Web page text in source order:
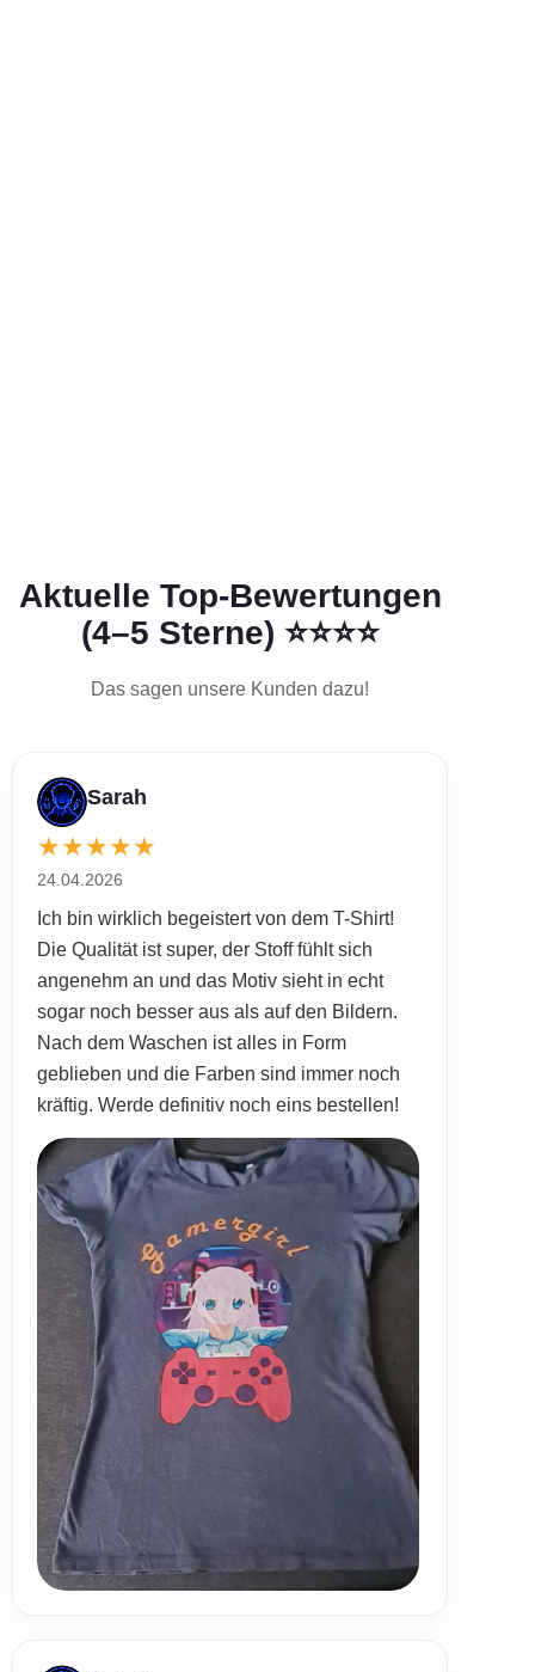
Aktuelle Top-Bewertungen
(4–5 Sterne) ⭐⭐⭐⭐
Das sagen unsere Kunden dazu!
Sarah
★★★★★
24.04.2026
Ich bin wirklich begeistert von dem T-Shirt!
Die Qualität ist super, der Stoff fühlt sich
angenehm an und das Motiv sieht in echt
sogar noch besser aus als auf den Bildern.
Nach dem Waschen ist alles in Form
geblieben und die Farben sind immer noch
kräftig. Werde definitiv noch eins bestellen!